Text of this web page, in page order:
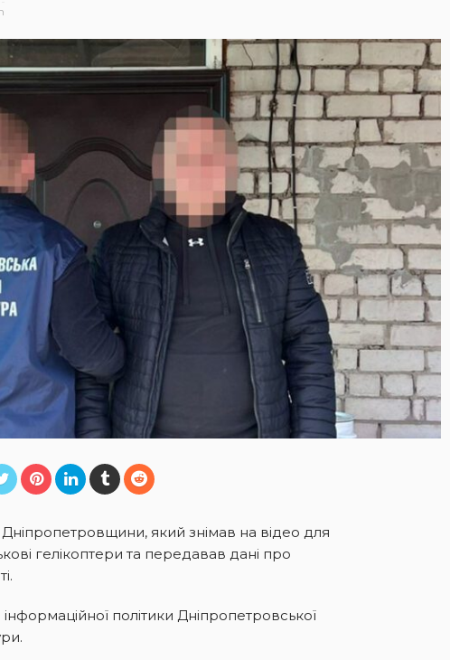
який знімав на відео для
гелікоптери та передавав дані про
інформаційної політики Дніпропетровської